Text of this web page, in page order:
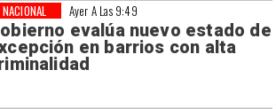
Ayer A Las 9:49
evalúa nuevo estado de
en barrios con alta
NACIONAL